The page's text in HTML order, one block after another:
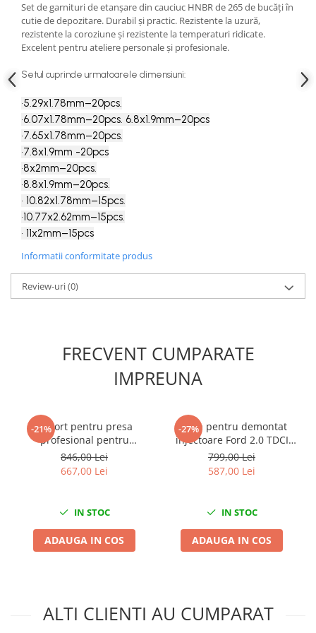
Slefuitoare electrice
Scule fixare distributie
Alfa romeo
Audi
Chevrolet
Chrysler
Citroen
Dacia
Fiat
Ford
Jaguar
Jeep
Lancia
Land Rover
Mazda
Rover
Saab
Universale
Volkswagen
Volvo
Accesorii Pneumatice
Set de garnituri de etanșare din cauciuc HNBR de 265 de bucăți în
cutie de depozitare. Durabil și practic. Rezistente la uzură,
rezistente la coroziune și rezistente la temperaturi ridicate.
Excelent pentru ateliere personale și profesionale.
Setul cuprinde urmatoarele dimensiuni:
•5.29x1.78mm–20pcs.
•6.07x1.78mm–20pcs. 6.8x1.9mm–20pcs
•7.65x1.78mm–20pcs.
•7.8x1.9mm -20pcs
•8x2mm–20pcs.
•8.8x1.9mm–20pcs.
• 10.82x1.78mm–15pcs.
•10.77x2.62mm–15pcs.
• 11x2mm–15pcs
Informatii conformitate produs
Review-uri(0)
FRECVENT CUMPARATE
IMPREUNA
-21%
Suport pentru presa
profesional pentru
asamblarea și
dezasamblarea butucilor,
846,00 Lei
667,00 Lei
IN STOC
ADAUGA IN COS
-27%
Trusa pentru demontat
injectoare Ford 2.0 TDCI
EcoBlue
799,00 Lei
587,00 Lei
IN STOC
ADAUGA IN COS
ALTI CLIENTI AU CUMPARAT